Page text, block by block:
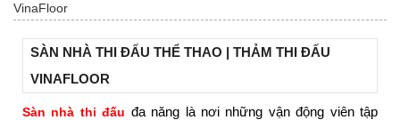
VinaFloor
SÀN NHÀ THI ĐẤU THỂ THAO | THẢM THI ĐẤU
VINAFLOOR
Sàn nhà thi đấu đa năng là nơi những vận động viên tập